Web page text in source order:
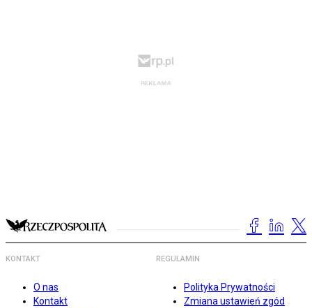
KONTAKT
O nas
Kontakt
REGULAMIN
Polityka Prywatności
Zmiana ustawień zgód